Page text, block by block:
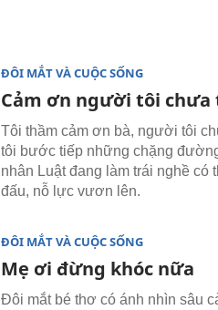
ĐÔI MẮT VÀ CUỘC SỐNG
Cảm ơn người tôi
Tôi thầm cảm ơn bà, người tôi
tôi bước tiếp những chặng
nhân Luật đang làm trái nghề có
đấu, nỗ lực vươn lên.
ĐÔI MẮT VÀ CUỘC SỐNG
Mẹ ơi đừng khóc nữa
Đôi mắt bé thơ có ánh nhìn sâu